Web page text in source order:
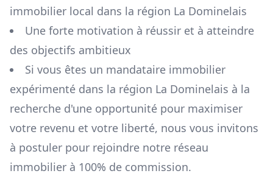
immobilier local dans la région La Dominelais
Une forte motivation à réussir et à atteindre
des objectifs ambitieux
Si vous êtes un mandataire immobilier
expérimenté dans la région La Dominelais à la
recherche d'une opportunité pour maximiser
votre revenu et votre liberté, nous vous invitons
à postuler pour rejoindre notre réseau
immobilier à 100% de commission.